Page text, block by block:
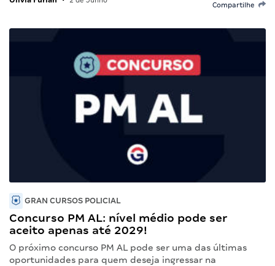
Compartilhe
GRAN CURSOS POLICIAL
Concurso PM AL: nível médio pode ser
aceito apenas até 2029!
O próximo concurso PM AL pode ser uma das últimas
oportunidades para quem deseja ingressar na